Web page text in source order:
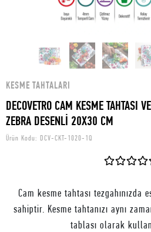
KESME TAHTALARI
DECOVETRO CAM KESME TAHTASI
ZEBRA DESENLİ 20X30 CM
Ürün Kodu: DCV-CKT-1020-1Q
Cam kesme tahtası
sahiptir. Kesme tahtanızı aynı
tablası olarak